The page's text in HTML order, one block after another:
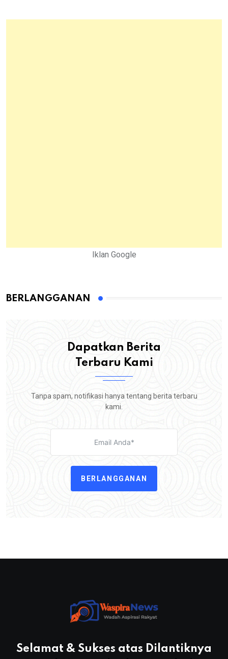
Iklan Google
BERLANGGANAN
Dapatkan Berita
Terbaru Kami
Tanpa spam, notifikasi hanya tentang berita terbaru
kami.
BERLANGGANAN
Selamat & Sukses atas Dilantiknya